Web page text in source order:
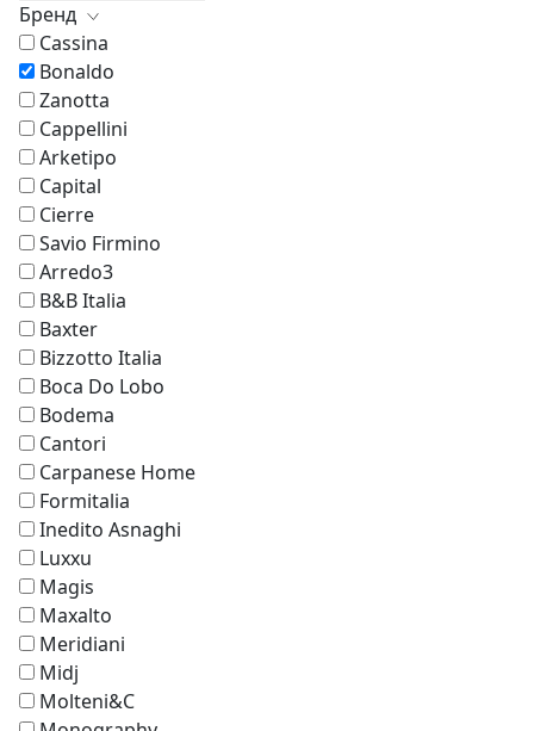
Бренд
Cassina
Bonaldo
Zanotta
Cappellini
Arketipo
Capital
Cierre
Savio Firmino
Arredo3
B&B Italia
Baxter
Bizzotto Italia
Boca Do Lobo
Bodema
Cantori
Carpanese Home
Formitalia
Inedito Asnaghi
Luxxu
Magis
Maxalto
Meridiani
Midj
Molteni&C